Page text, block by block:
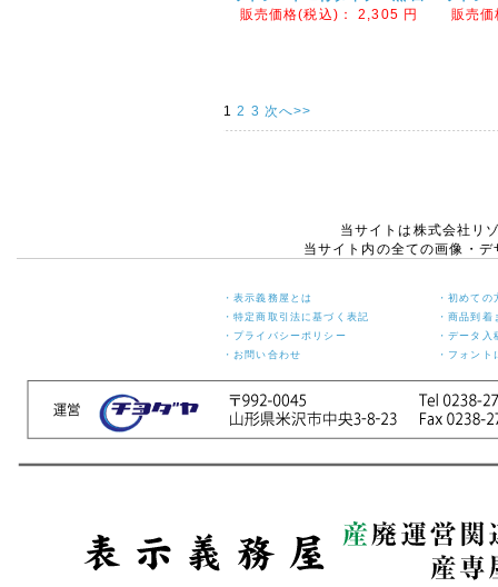
販売価格(税込)：2,305 円
販売
1 2 3 次へ>>
当サイトは株式会社リ
当サイト内の全ての画像・
・表示義務屋とは
・初めての
・特定商取引法に基づく表記
・商品到
・プライバシーポリシー
・データ
・お問い合わせ
・フォント